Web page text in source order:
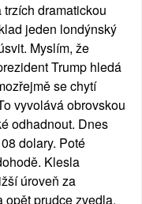
dramatickou
jeden londýnský
Myslím, že
Trump hledá
se chytí
vyvolává obrovskou
odhadnout. Dnes
dolary. Poté
Klesla
úroveň za
opět prudce zvedla.